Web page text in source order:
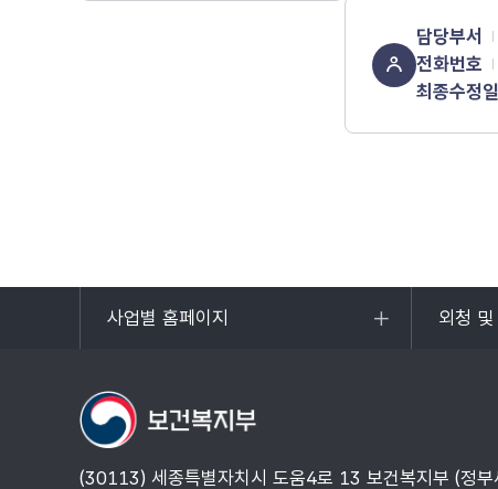
담당부서
전화번호
최종수정일
사업별 홈페이지
목록
외청
목록
(30113) 세종특별자치시 도움4로 13 보건복지부 (정